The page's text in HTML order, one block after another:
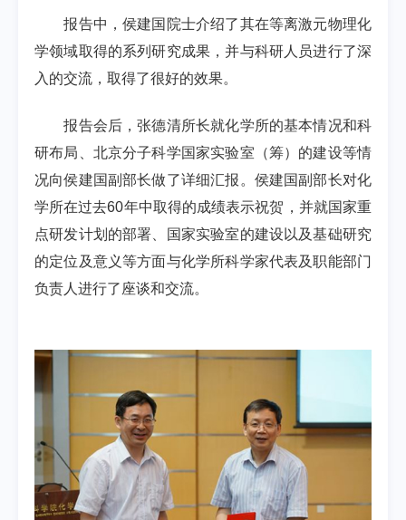
报告中，侯建国院士介绍了其在等离激元物理化
学领域取得的系列研究成果，并与科研人员进行了深
入的交流，取得了很好的效果。
报告会后，张德清所长就化学所的基本情况和科
研布局、北京分子科学国家实验室（筹）的建设等情
况向侯建国副部长做了详细汇报。侯建国副部长对化
学所在过去60年中取得的成绩表示祝贺，并就国家重
点研发计划的部署、国家实验室的建设以及基础研究
的定位及意义等方面与化学所科学家代表及职能部门
负责人进行了座谈和交流。